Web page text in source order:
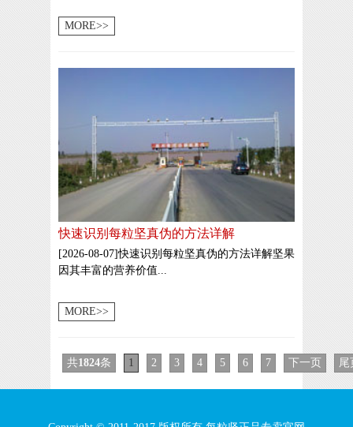
MORE>>
快速识别每粒坚真伪的方法详解
[2026-08-07]快速识别每粒坚真伪的方法详解坚果
因其丰富的营养价值...
MORE>>
共1824条 1 2 3 4 5 6 7 下一页 尾